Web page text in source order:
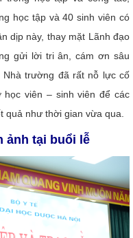
học tập và 40 sinh viên có
dịp này, thay mặt Lãnh đạo
gửi lời tri ân, cám ơn sâu
trường đã rất nỗ lực cố
viên – sinh viên để các
quả như thời gian vừa qua.
ảnh tại buổi lễ